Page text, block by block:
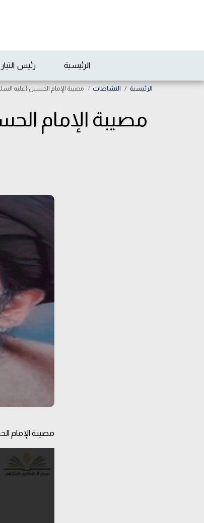
الرئيسية رئيس التيار
الرئيسية النشاطات مصيبة الإمام الحسين {عليه
مصيبة الإمام
مصيبة الإمام